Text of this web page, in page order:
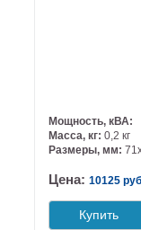
Мощность, кВА:
Масса, кг: 0,2 кг
Размеры, мм:
Цена: 10125
Купить